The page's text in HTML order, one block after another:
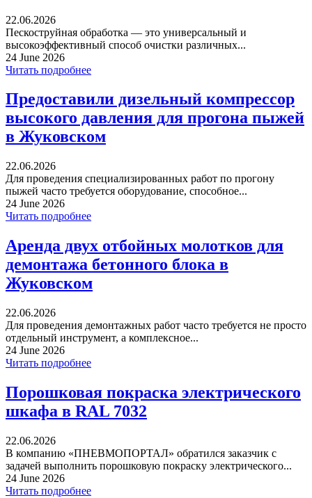
22.06.2026
Пескоструйная обработка — это универсальный и
высокоэффективный способ очистки различных...
24 June 2026
Читать подробнее
Предоставили дизельный компрессор
высокого давления для прогона пыжей
в Жуковском
22.06.2026
Для проведения специализированных работ по прогону
пыжей часто требуется оборудование, способное...
24 June 2026
Читать подробнее
Аренда двух отбойных молотков для
демонтажа бетонного блока в
Жуковском
22.06.2026
Для проведения демонтажных работ часто требуется не просто
отдельный инструмент, а комплексное...
24 June 2026
Читать подробнее
Порошковая покраска электрического
шкафа в RAL 7032
22.06.2026
В компанию «ПНЕВМОПОРТАЛ» обратился заказчик с
задачей выполнить порошковую покраску электрического...
24 June 2026
Читать подробнее